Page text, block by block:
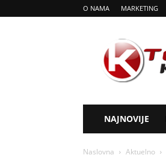
O NAMA MARKETING
Tv
Kladovo
NAJNOVIJE
Naslovna Aktuelno